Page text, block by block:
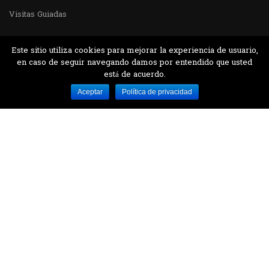
Visitas Guiadas
Desarrollado por MJTEC.
Este sitio utiliza cookies para mejorar la experiencia de usuario,
en caso de seguir navegando damos por entendido que usted
está de acuerdo.
Aceptar Política de privacidad